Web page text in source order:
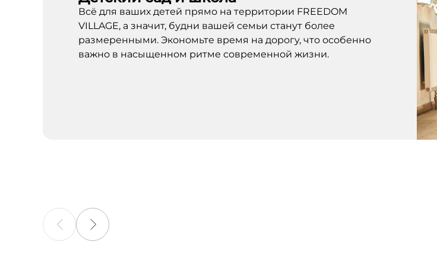
Всё для ваших детей прямо на территории FREEDOM
VILLAGE, а значит, будни вашей семьи станут более
размеренными. Экономьте время на дорогу, что особенно
важно в насыщенном ритме современной жизни.